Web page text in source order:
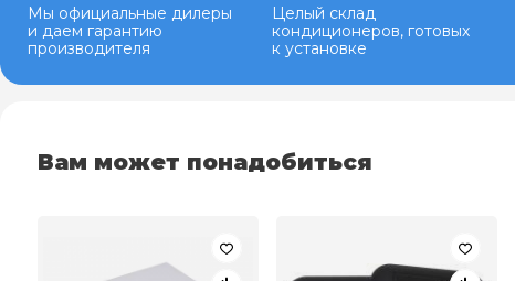
Мы официальные дилеры
и даем гарантию
производителя
Целый склад
кондиционеров, готовых
к установке
Вам может понадобиться